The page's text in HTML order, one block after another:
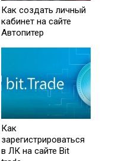
Как создать личный
кабинет на сайте
Автопитер
Как
зарегистрироваться
в ЛК на сайте Bit